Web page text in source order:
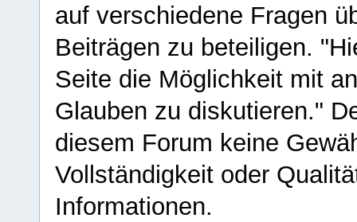
auf verschiedene Fragen
Beiträgen zu beteiligen.
Seite die Möglichkeit mit
Glauben zu diskutieren."
diesem Forum keine
Vollständigkeit oder
Informationen.